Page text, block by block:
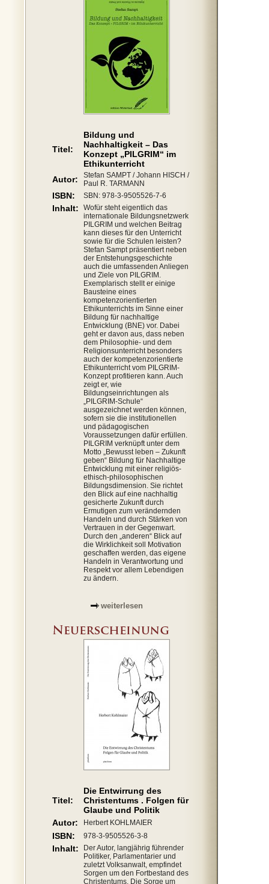
Titel:
Bildung und
Nachhaltigkeit – Das
Konzept „PILGRIM“ im
Ethikunterricht
Autor:
Stefan SAMPT / Johann HISCH /
Paul R. TARMANN
ISBN: SBN: 978-3-9505526-7-6
Inhalt:
Wofür steht eigentlich das
internationale Bildungsnetzwerk
PILGRIM und welchen Beitrag
kann dieses für den Unterricht
sowie für die Schulen leisten?
Stefan Sampt präsentiert neben
der Entstehungsgeschichte
auch die umfassenden Anliegen
und Ziele von PILGRIM.
Exemplarisch stellt er einige
Bausteine eines
kompetenzorientierten
Ethikunterrichts im Sinne einer
Bildung für nachhaltige
Entwicklung (BNE) vor. Dabei
geht er davon aus, dass neben
dem Philosophie- und dem
Religionsunterricht besonders
auch der kompetenzorientierte
Ethikunterricht vom PILGRIM-
Konzept profitieren kann. Auch
zeigt er, wie
Bildungseinrichtungen als
„PILGRIM-Schule“
ausgezeichnet werden können,
sofern sie die institutionellen
und pädagogischen
Voraussetzungen dafür erfüllen.
PILGRIM verknüpft unter dem
Motto „Bewusst leben – Zukunft
geben“ Bildung für Nachhaltige
Entwicklung mit einer religiös-
ethisch-philosophischen
Bildungsdimension. Sie richtet
den Blick auf eine nachhaltig
gesicherte Zukunft durch
Ermutigen zum verändernden
Handeln und durch Stärken von
Vertrauen in der Gegenwart.
Durch den „anderen“ Blick auf
die Wirklichkeit soll Motivation
geschaffen werden, das eigene
Handeln in Verantwortung und
Respekt vor allem Lebendigen
zu ändern.
weiterlesen
Titel:
Die Entwirrung des
Christentums . Folgen für
Glaube und Politik
Autor:
Herbert KOHLMAIER
ISBN: 978-3-9505526-3-8
Inhalt:
Der Autor, langjährig führender
Politiker, Parlamentarier und
zuletzt Volksanwalt, empfindet
Sorgen um den Fortbestand des
Christentums. Die Sorge um